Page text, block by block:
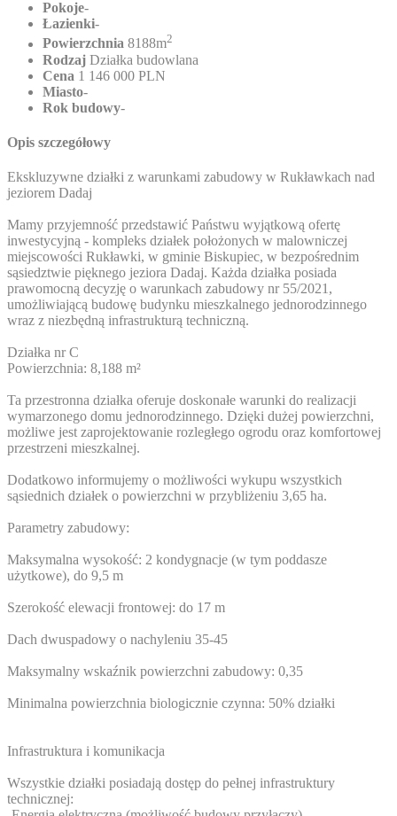
Pokoje-
Łazienki-
Powierzchnia 8188m2
Rodzaj Działka budowlana
Cena 1 146 000 PLN
Miasto-
Rok budowy-
Opis szczegółowy
Ekskluzywne działki z warunkami zabudowy w Rukławkach nad
jeziorem Dadaj
Mamy przyjemność przedstawić Państwu wyjątkową ofertę
inwestycyjną - kompleks działek położonych w malowniczej
miejscowości Rukławki, w gminie Biskupiec, w bezpośrednim
sąsiedztwie pięknego jeziora Dadaj. Każda działka posiada
prawomocną decyzję o warunkach zabudowy nr 55/2021,
umożliwiającą budowę budynku mieszkalnego jednorodzinnego
wraz z niezbędną infrastrukturą techniczną.
Działka nr C
Powierzchnia: 8,188 m²
Ta przestronna działka oferuje doskonałe warunki do realizacji
wymarzonego domu jednorodzinnego. Dzięki dużej powierzchni,
możliwe jest zaprojektowanie rozległego ogrodu oraz komfortowej
przestrzeni mieszkalnej.
Dodatkowo informujemy o możliwości wykupu wszystkich
sąsiednich działek o powierzchni w przybliżeniu 3,65 ha.
Parametry zabudowy:
Maksymalna wysokość: 2 kondygnacje (w tym poddasze
użytkowe), do 9,5 m
Szerokość elewacji frontowej: do 17 m
Dach dwuspadowy o nachyleniu 35-45
Maksymalny wskaźnik powierzchni zabudowy: 0,35
Minimalna powierzchnia biologicznie czynna: 50% działki
Infrastruktura i komunikacja
Wszystkie działki posiadają dostęp do pełnej infrastruktury
technicznej: